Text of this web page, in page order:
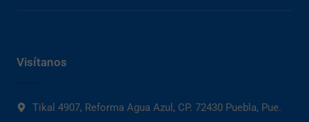
Visítanos
Tikal 4907, Reforma Agua Azul, CP. 72430 Puebla, Pue.